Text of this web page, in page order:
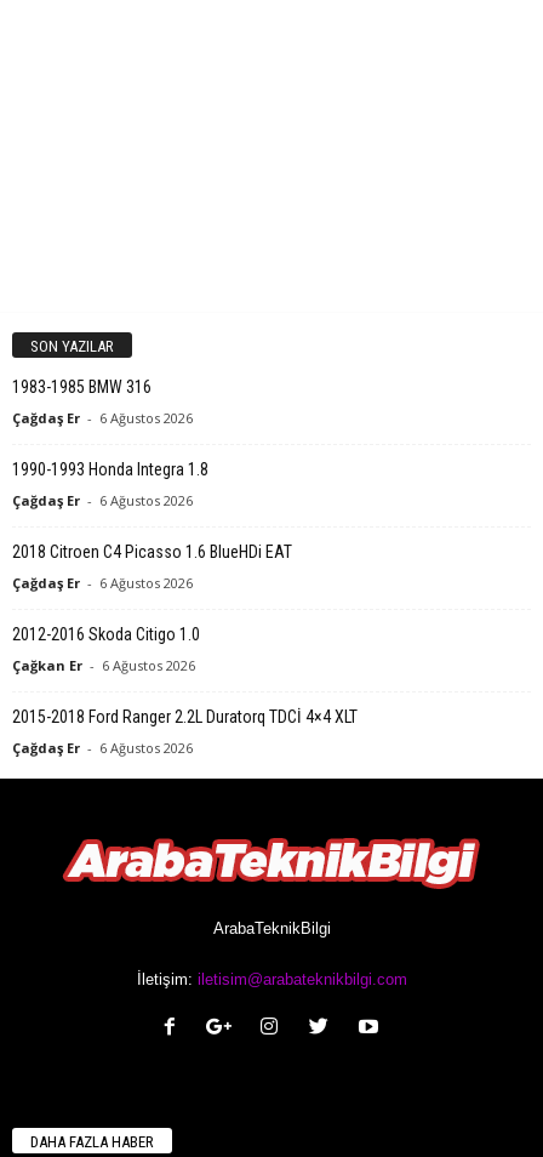
SON YAZILAR
1983-1985 BMW 316
Çağdaş Er - 6 Ağustos 2026
1990-1993 Honda Integra 1.8
Çağdaş Er - 6 Ağustos 2026
2018 Citroen C4 Picasso 1.6 BlueHDi EAT
Çağdaş Er - 6 Ağustos 2026
2012-2016 Skoda Citigo 1.0
Çağkan Er - 6 Ağustos 2026
2015-2018 Ford Ranger 2.2L Duratorq TDCİ 4×4 XLT
Çağdaş Er - 6 Ağustos 2026
ArabaTeknikBilgi
İletişim: iletisim@arabateknikbilgi.com
DAHA FAZLA HABER